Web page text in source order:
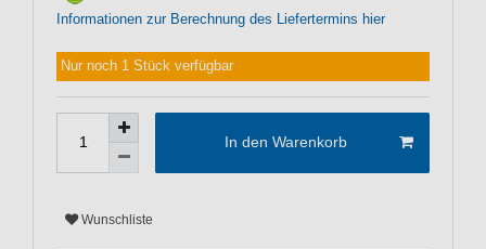
Informationen zur Berechnung des Liefertermins hier
Nur noch 1 Stück verfügbar
In den Warenkorb
Wunschliste